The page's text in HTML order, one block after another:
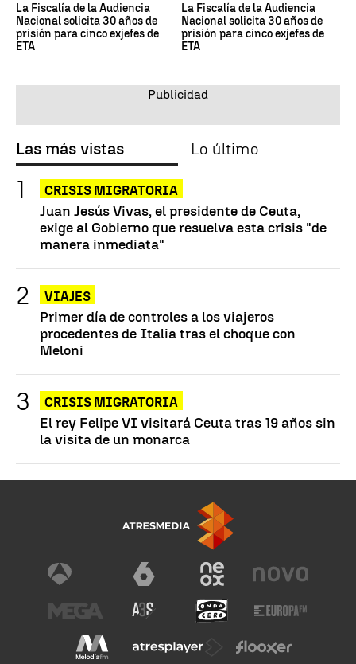
La Fiscalía de la Audiencia
Nacional solicita 30 años de
prisión para cinco exjefes de
ETA
La Fiscalía de la Audiencia
Nacional solicita 30 años de
prisión para cinco exjefes de
ETA
Las más vistas Lo último
CRISIS MIGRATORIA
Juan Jesús Vivas, el presidente de Ceuta,
exige al Gobierno que resuelva esta crisis "de
manera inmediata"
VIAJES
Primer día de controles a los viajeros
procedentes de Italia tras el choque con
Meloni
CRISIS MIGRATORIA
El rey Felipe VI visitará Ceuta tras 19 años sin
la visita de un monarca